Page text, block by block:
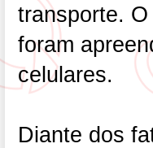
transporte.
foram
celulares.
Diante dos